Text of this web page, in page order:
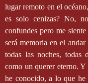
lugar remoto en el
es solo cenizas? No,
confundes pero me
será memoria en el
todas las noches, todas
como un querer eterno.
he conocido, a lo que he